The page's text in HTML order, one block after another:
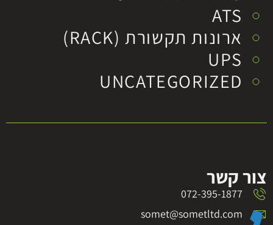
ATS
ארונות תקשורת (RACK)
UPS
UNCATEGORIZED
צור קשר
072-395-1877
somet@sometltd.com